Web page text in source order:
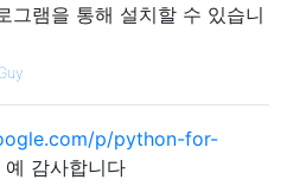
그램을 통해 설치할 수 있습니
p/python-for-
예 감사합니다